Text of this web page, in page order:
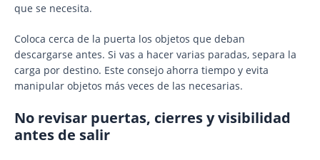
que se necesita.
Coloca cerca de la puerta los objetos que deban
descargarse antes. Si vas a hacer varias paradas, separa la
carga por destino. Este consejo ahorra tiempo y evita
manipular objetos más veces de las necesarias.
No revisar puertas, cierres y visibilidad
antes de salir